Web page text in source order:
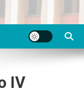
IV